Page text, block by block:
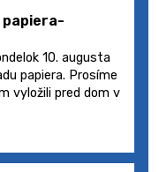
papiera-
10. augusta
papiera. Prosíme
vyložili pred dom v